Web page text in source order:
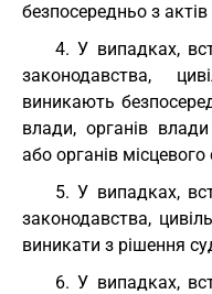
безпосередньо з
4. У випадках,
законодавства,
виникають
влади, органів
або органів
5. У випадках,
законодавства,
виникати з рішення
6. У випадках,